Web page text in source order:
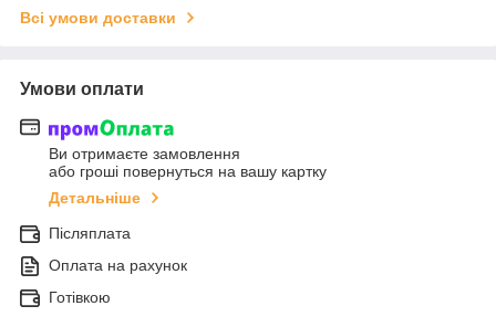
Всі умови доставки
Умови оплати
Ви отримаєте замовлення
або гроші повернуться на вашу картку
Детальніше
Післяплата
Оплата на рахунок
Готівкою